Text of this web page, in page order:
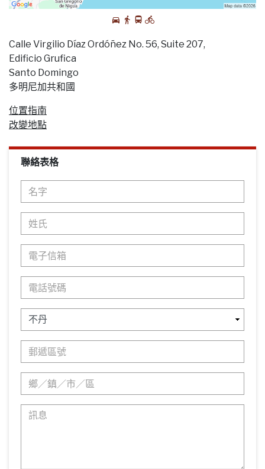
Calle Virgilio Díaz Ordóñez No. 56, Suite 207,
Edificio Grufica
Santo Domingo
多明尼加共和國
位置指南
改變地點
聯絡表格